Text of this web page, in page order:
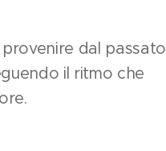
dal passato
il ritmo che